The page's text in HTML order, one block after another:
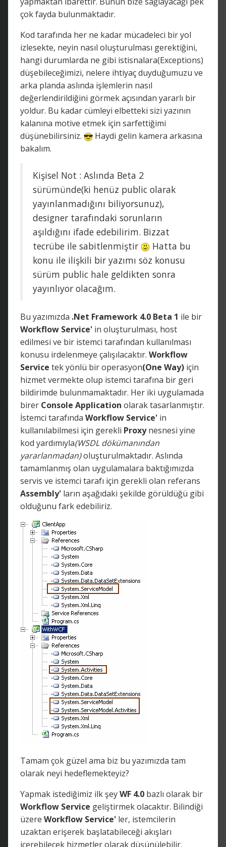
çok fayda bulunmaktadır.
Kod tarafında her ne kadar mücadeleci bir yol
izlesekte, neyin nasıl oluşturulması gerektiğini,
hangi durumlarda ne gibi istisnalara(Exceptions)
düşebileceğimizi, nelere ihtiyaç duyduğumuzu ve
arka planda aslında işlemlerin nasıl
değerlendirildiğini görmek açısından yararlı bir
yoldur. Bu kadar cümleyi elbetteki sizi yazının
kalanına motive etmek için sarfettiğimi
düşünebilirsiniz.
Haydi gelin kamera arkasına
bakalım.
Kişisel Not : Aslında Beta 2
sürümünde(ki henüz public olarak
yayınlanmadığını biliyorsunuz),
designer tarafındaki sorunların
aşıldığını ifade edebilirim. Bizzat
tecrübe ile sabitlenmiştir
Hatta bu
konu ile ilişkili bir yazımı söz konusu
sürüm public hale geldikten sonra
yayınlıyor olacağım.
Bu yazımızda .Net Framework 4.0 Beta 1 ile bir
Workflow Service' in oluşturulması, host
edilmesi ve bir istemci tarafından kullanılması
konusu irdelenmeye çalışılacaktır. Workflow
Service tek yönlü bir operasyon(One Way) için
hizmet vermekte olup istemci tarafına bir geri
bildirimde bulunmamaktadır. Her iki uygulamada
birer Console Application olarak tasarlanmıştır.
İstemci tarafında Workflow Service' in
kullanılabilmesi için gerekli Proxynesnesi yine
kod yardımıyla(WSDL dökümanından
yararlanmadan)oluşturulmaktadır. Aslında
tamamlanmış olan uygulamalara baktığımızda
servis ve istemci tarafı için gerekli olan referans
Assembly' ların aşağıdaki şekilde görüldüğü gibi
olduğunu fark edebiliriz.
Tamam çok güzel ama biz bu yazımızda tam
olarak neyi hedeflemekteyiz?
Yapmak istediğimiz ilk şeyWF 4.0 bazlı olarak bir
Workflow Service geliştirmek olacaktır. Bilindiği
üzere Workflow Service' ler, istemcilerin
uzaktan erişerek başlatabileceği akışları
içerebilecek hizmetler olarak düşünülebilir.